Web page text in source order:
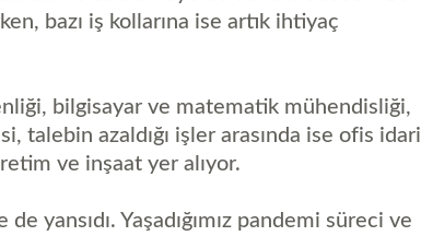
bazı iş kollarına ise artık ihtiyaç
bilgisayar ve matematik mühendisliği,
talebin azaldığı işler arasında ise ofis idari
ve inşaat yer alıyor.
yansıdı. Yaşadığımız pandemi süreci ve